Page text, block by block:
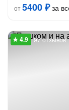
от5400 ₽за
97 отзывов